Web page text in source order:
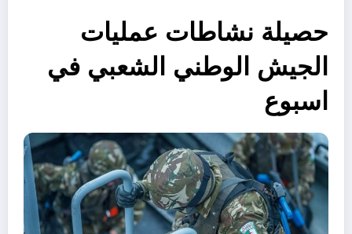
حصيلة نشاطات عمليات
الجيش الوطني الشعبي في
اسبوع